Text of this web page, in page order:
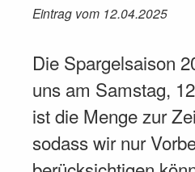
Eintrag vom 12.04.2025
Die Spargelsaison
uns am Samstag,
ist die Menge zur
sodass wir nur